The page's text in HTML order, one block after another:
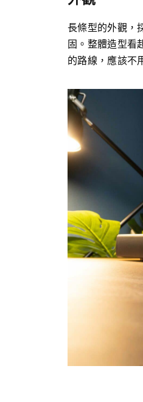
長條型的外觀，
固。整體造型看
的路線，應該不